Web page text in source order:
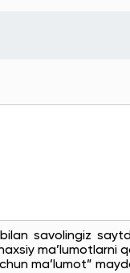
savolingiz
ma’lumotlarni
ma’lumot”